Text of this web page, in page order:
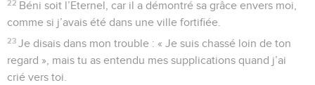
22 Béni soit l’Eternel, car il a démontré sa grâce envers moi,
comme si j’avais été dans une ville fortifiée.
23 Je disais dans mon trouble : « Je suis chassé loin de ton
regard », mais tu as entendu mes supplications quand j’ai
crié vers toi.